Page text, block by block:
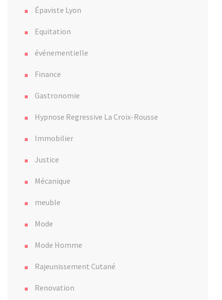
Épaviste Lyon
Equitation
événementielle
Finance
Gastronomie
Hypnose Regressive La Croix-Rousse
Immobilier
Justice
Mécanique
meuble
Mode
Mode Homme
Rajeunissement Cutané
Renovation